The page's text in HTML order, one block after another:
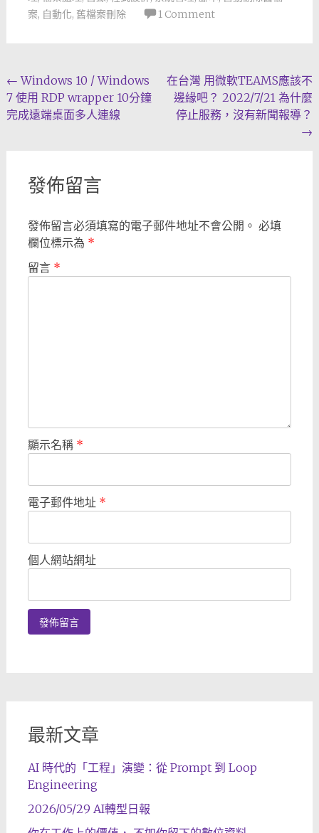
案, 自動化, 舊檔案刪除 1 Comment
Post
navigation
← Windows 10 / Windows
7 使用 RDP wrapper 10分鐘
完成遠端桌面多人連線
在台灣 用微軟TEAMS應該不
邊緣吧？ 2022/7/21 為什麼
停止服務，沒有新聞報導？
→
發佈留言
發佈留言必須填寫的電子郵件地址不會公開。 必填
欄位標示為 *
留言 *
顯示名稱 *
電子郵件地址 *
個人網站網址
最新文章
AI 時代的「工程」演變：從 Prompt 到 Loop
Engineering
2026/05/29 AI轉型日報